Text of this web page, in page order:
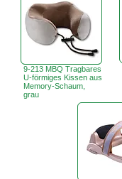
9-213 MBQ Tragbares
U-förmiges Kissen aus
Memory-Schaum,
grau